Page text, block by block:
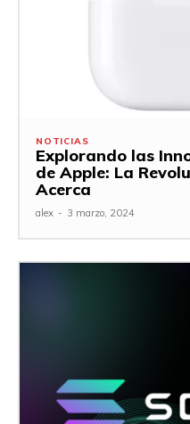
NOTICIAS
Explorando las
de Apple: La
Acerca
alex - 3 marzo, 2024